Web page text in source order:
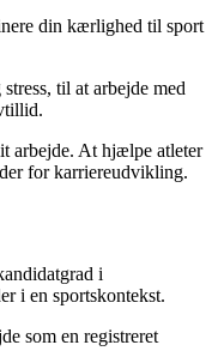
din kærlighed til sport
til at arbejde med
arbejde. At hjælpe atleter
for karriereudvikling.
i
i en sportskontekst.
som en registreret